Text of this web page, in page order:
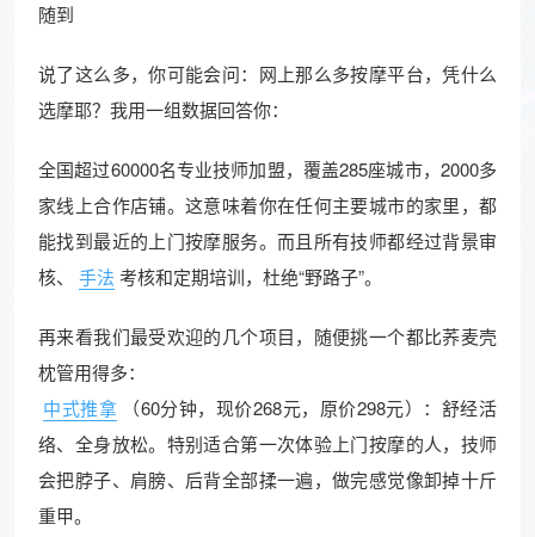
随到
说了这么多，你可能会问：网上那么多按摩平台，凭什么
选摩耶？我用一组数据回答你：
全国超过60000名专业技师加盟，覆盖285座城市，2000多
家线上合作店铺。这意味着你在任何主要城市的家里，都
能找到最近的上门按摩服务。而且所有技师都经过背景审
核、
手法 考核和定期培训，杜绝“野路子”。
再来看我们最受欢迎的几个项目，随便挑一个都比荞麦壳
枕管用得多：
中式推拿
（60分钟，现价268元，原价298元）：舒经活
络、全身放松。特别适合第一次体验上门按摩的人，技师
会把脖子、肩膀、后背全部揉一遍，做完感觉像卸掉十斤
重甲。